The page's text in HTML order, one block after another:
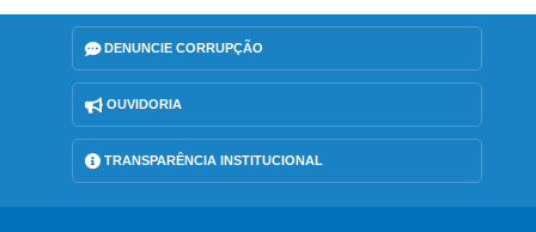
DENUNCIE CORRUPÇÃO
OUVIDORIA
TRANSPARÊNCIA INSTITUCIONAL